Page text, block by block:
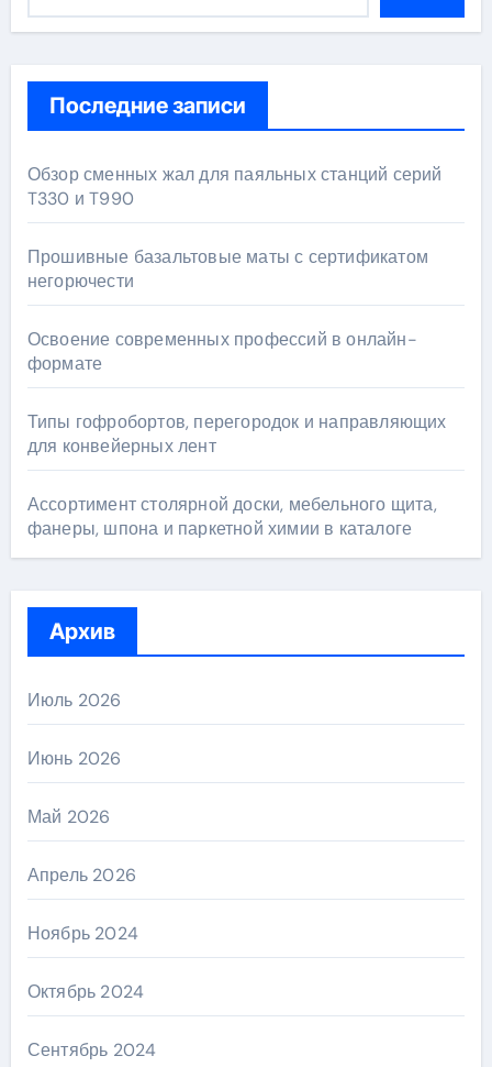
Последние записи
Обзор сменных жал для паяльных станций серий
T330 и T990
Прошивные базальтовые маты с сертификатом
негорючести
Освоение современных профессий в онлайн-
формате
Типы гофробортов, перегородок и направляющих
для конвейерных лент
Ассортимент столярной доски, мебельного щита,
фанеры, шпона и паркетной химии в каталоге
Архив
Июль 2026
Июнь 2026
Май 2026
Апрель 2026
Ноябрь 2024
Октябрь 2024
Сентябрь 2024